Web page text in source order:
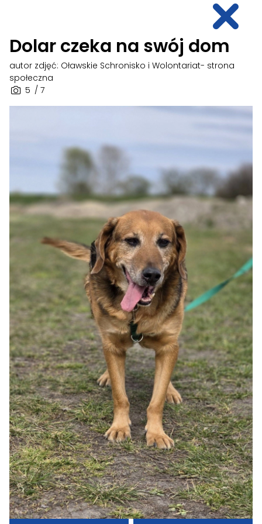
Dolar czeka na swój dom
5 / 7
autor zdjęć: Oławskie Schronisko i Wolontariat- strona
społeczna